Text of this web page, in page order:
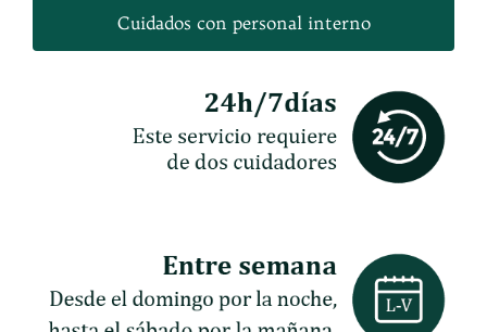
Cuidados con personal interno